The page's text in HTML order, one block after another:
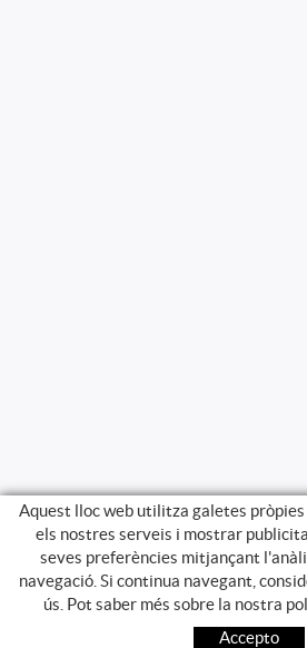
GUIA DE
COM COMPRAR
Aquest lloc web utilitza galetes
els nostres serveis i mostrar
seves preferències mitjançant
navegació. Si continua navegant,
ús. Pot saber més sobre la nostra
Accepto